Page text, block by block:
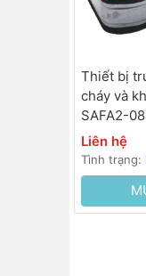
Thiết bị
cháy và
SAFA2-
230VAC,
hồi 25s)
Liên hệ
Tình trạng: